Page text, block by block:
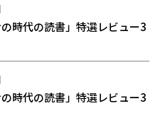
時代の読書」特選レビュー3
時代の読書」特選レビュー3